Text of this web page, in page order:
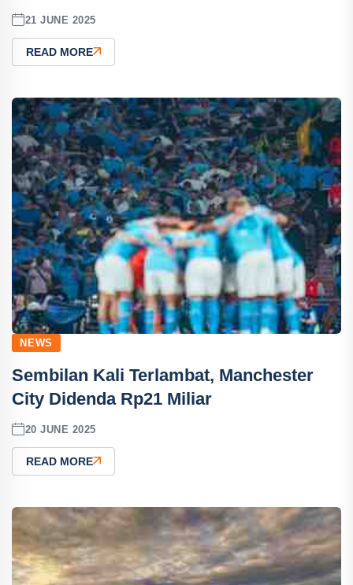
21 JUNE 2025
READ MORE
NEWS
Sembilan Kali Terlambat, Manchester
City Didenda Rp21 Miliar
20 JUNE 2025
READ MORE